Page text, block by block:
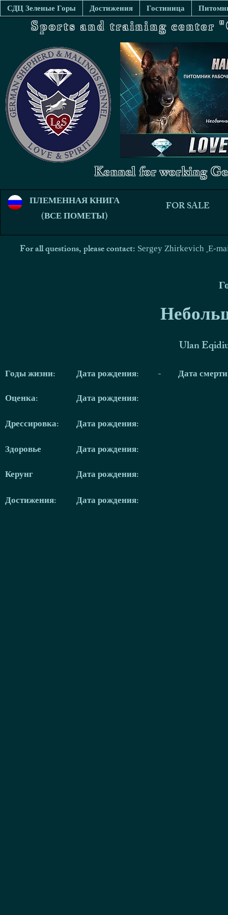
СДЦ Зеленые Горы Достижения Гостиница
Sports and training center
Kennel for working
ПЛЕМЕННАЯ КНИГА
(ВСЕ ПОМЕТЫ)
FOR SALE
For all questions, please contact: Sergey Zhirkevich E-
Ulan
Годы жизни:
Оценка:
Дрессировка:
Здоровье
Керунг
Достижения:
Дата рождения: -
Дата
Дата рождения:
Дата рождения:
Дата рождения:
Дата рождения:
Дата рождения: